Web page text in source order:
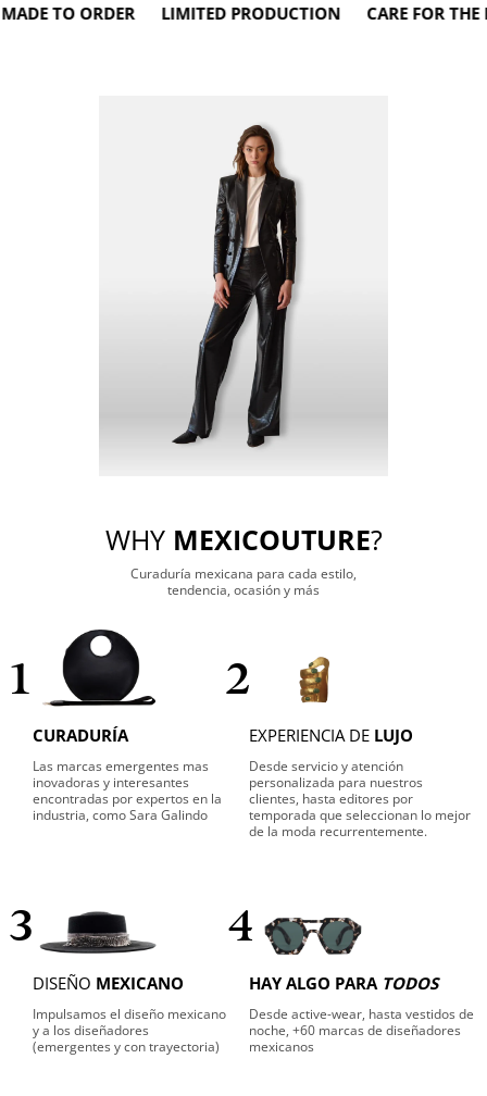
ORDER LIMITED PRODUCTION CARE FOR THE
WHY MEXICOUTURE?
Curaduría mexicana para cada estilo,
tendencia, ocasión y más
1
CURADURÍA
Las marcas emergentes mas
inovadoras y interesantes
encontradas por expertos en la
industria, como Sara Galindo
2
EXPERIENCIA DE LUJO
Desde servicio y atención
personalizada para nuestros
clientes, hasta editores por
temporada que seleccionan lo mejor
de la moda recurrentemente.
3
DISEÑO MEXICANO
Impulsamos el diseño mexicano
y a los diseñadores
(emergentes y con trayectoria)
4
HAY ALGO PARA TODOS
Desde active-wear, hasta vestidos de
noche, +60 marcas de diseñadores
mexicanos